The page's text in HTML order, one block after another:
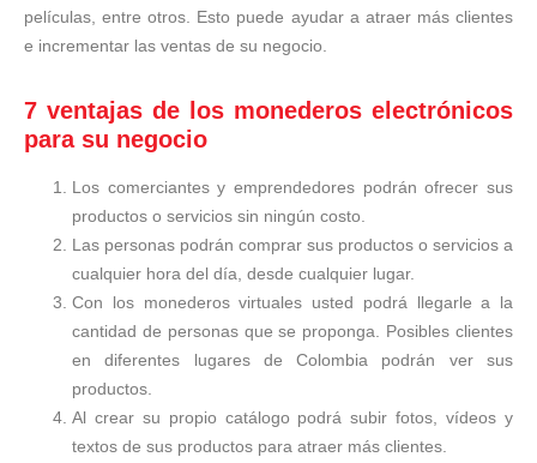
películas, entre otros. Esto puede ayudar a atraer más clientes
e incrementar las ventas de su negocio.
7 ventajas de los monederos electrónicos
para su negocio
Los comerciantes y emprendedores podrán ofrecer sus
productos o servicios sin ningún costo.
Las personas podrán comprar sus productos o servicios a
cualquier hora del día, desde cualquier lugar.
Con los monederos virtuales usted podrá llegarle a la
cantidad de personas que se proponga. Posibles clientes
en diferentes lugares de Colombia podrán ver sus
productos.
Al crear su propio catálogo podrá subir fotos, vídeos y
textos de sus productos para atraer más clientes.